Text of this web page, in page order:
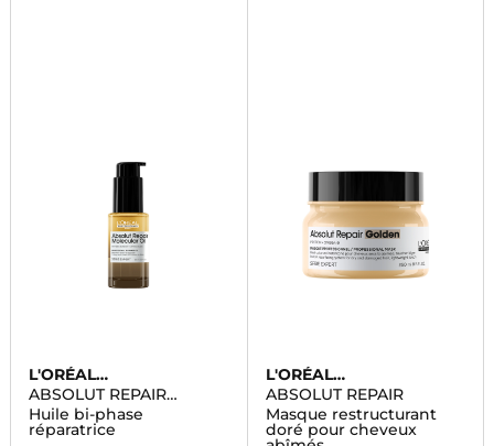
L'ORÉAL
PROFESSIONNEL
ABSOLUT REPAIR
MOLECULAR
Huile bi-phase
réparatrice
L'ORÉAL
PROFESSIONNEL
ABSOLUT REPAIR
Masque restructurant
doré pour cheveux